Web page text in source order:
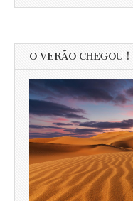
O VERÃO CHEGOU !